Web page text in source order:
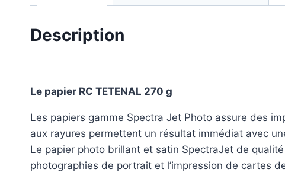
Description
Le papier RC TETENAL 270 g
Les papiers gamme Spectra Jet Photo assure des
aux rayures permettent un résultat immédiat avec
Le papier photo brillant et satin SpectraJet de
photographies de portrait et l’impression de cartes